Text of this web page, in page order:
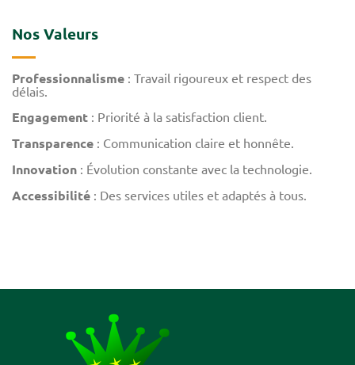
Nos Valeurs
Professionnalisme : Travail rigoureux et respect des
délais.
Engagement : Priorité à la satisfaction client.
Transparence : Communication claire et honnête.
Innovation : Évolution constante avec la technologie.
Accessibilité : Des services utiles et adaptés à tous.